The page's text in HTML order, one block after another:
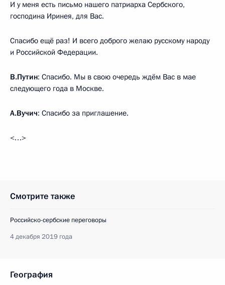
И у меня есть письмо нашего патриарха Сербского,
господина Иринея, для Вас.
Спасибо ещё раз! И всего доброго желаю русскому народу
и Российской Федерации.
В.Путин: Спасибо. Мы в свою очередь ждём Вас в мае
следующего года в Москве.
А.Вучич: Спасибо за приглашение.
<…>
Смотрите также
Российско-сербские переговоры
4 декабря 2019 года
География